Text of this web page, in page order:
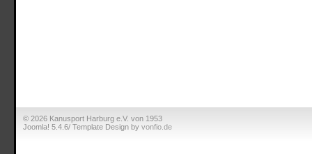
© 2026 Kanusport Harburg e.V. von 1953
Joomla! 5.4.6/ Template Design by vonfio.de